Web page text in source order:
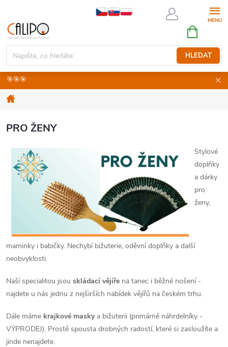
obsah
HLEDAT
NÁKUPNÍ
KOŠÍK
🎯🎯🎯
Domů
PRO ŽENY
Stylové
doplňky
a dárky
pro
ženy,
maminky i babičky. Nechybí bižuterie, oděvní doplňky a další
neobvyklosti.
Naší specialitou jsou skládací vějíře na tanec i běžné nošení -
najdete u nás jednu z nejširších nabídek vějířů na českém trhu.
Dále máme krajkové maskya bižuterii (primárně náhrdelníky -
VÝPRODEJ). Prostě spousta drobných radostí, které si zasloužíte a
jinde nenajdete.